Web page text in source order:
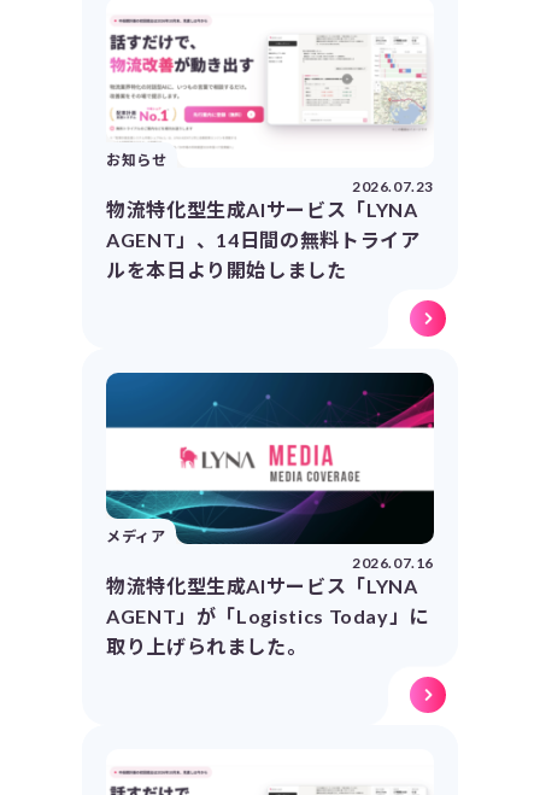
お知らせ
2026.07.23
物流特化型生成AIサービス「LYNA
AGENT」、14日間の無料トライア
ルを本日より開始しました
メディア
2026.07.16
物流特化型生成AIサービス「LYNA
AGENT」が「Logistics Today」に
取り上げられました。